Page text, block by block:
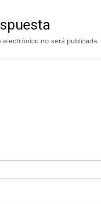
no será publicada.